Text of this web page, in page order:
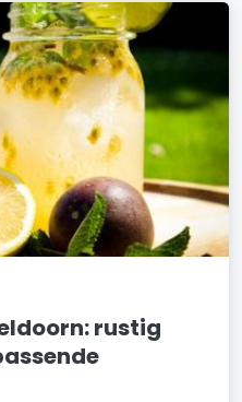
rustig